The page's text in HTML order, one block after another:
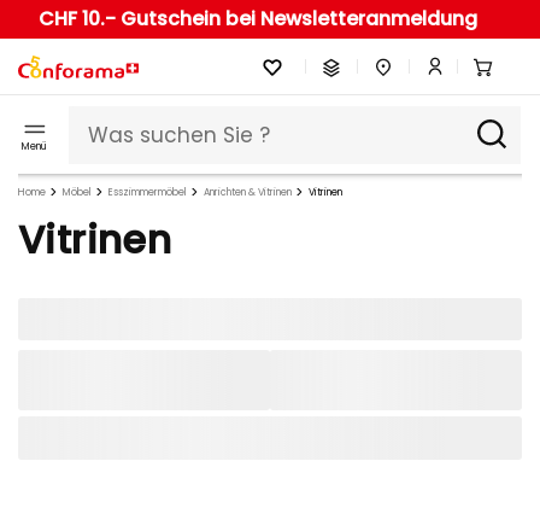
CHF 10.- Gutschein bei Newsletteranmeldung
Menü
Home Möbel Esszimmermöbel Anrichten & Vitrinen Vitrinen
Vitrinen